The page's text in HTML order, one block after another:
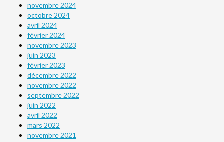
novembre 2024
octobre 2024
avril 2024
février 2024
novembre 2023
juin 2023
février 2023
décembre 2022
novembre 2022
septembre 2022
juin 2022
avril 2022
mars 2022
novembre 2021